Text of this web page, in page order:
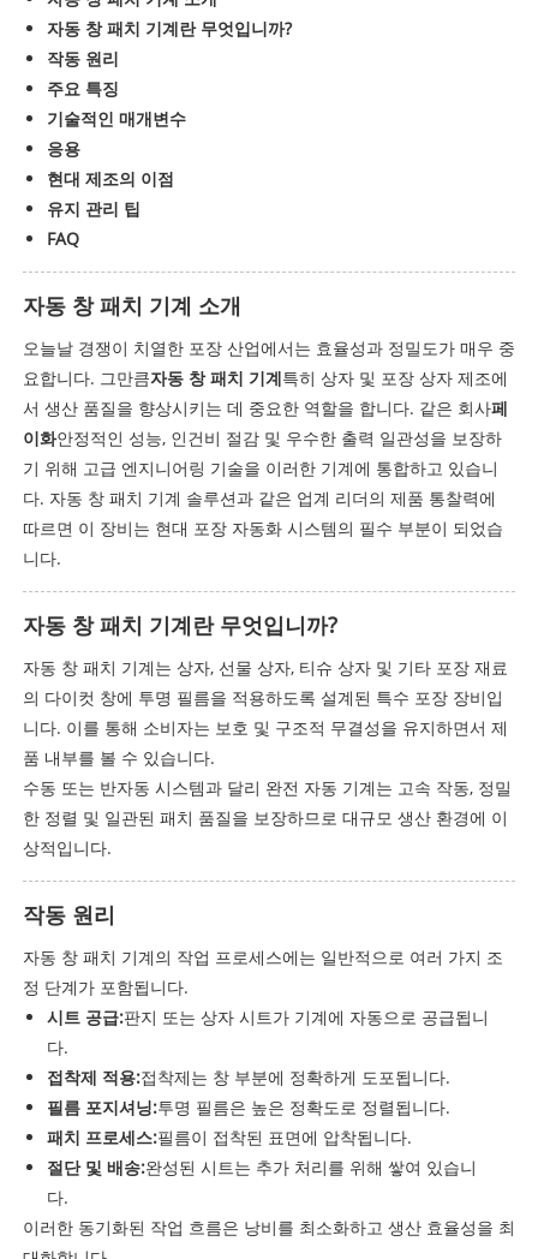
자동 창 패치 기계란 무엇입니까?
작동 원리
주요 특징
기술적인 매개변수
응용
현대 제조의 이점
유지 관리 팁
FAQ
자동 창 패치 기계 소개
오늘날 경쟁이 치열한 포장 산업에서는 효율성과 정밀도가 매우 중
요합니다. 그만큼자동 창 패치 기계특히 상자 및 포장 상자 제조에
서 생산 품질을 향상시키는 데 중요한 역할을 합니다. 같은 회사페
이화안정적인 성능, 인건비 절감 및 우수한 출력 일관성을 보장하
기 위해 고급 엔지니어링 기술을 이러한 기계에 통합하고 있습니
다. 자동 창 패치 기계 솔루션과 같은 업계 리더의 제품 통찰력에
따르면 이 장비는 현대 포장 자동화 시스템의 필수 부분이 되었습
니다.
자동 창 패치 기계란 무엇입니까?
자동 창 패치 기계는 상자, 선물 상자, 티슈 상자 및 기타 포장 재료
의 다이컷 창에 투명 필름을 적용하도록 설계된 특수 포장 장비입
니다. 이를 통해 소비자는 보호 및 구조적 무결성을 유지하면서 제
품 내부를 볼 수 있습니다.
수동 또는 반자동 시스템과 달리 완전 자동 기계는 고속 작동, 정밀
한 정렬 및 일관된 패치 품질을 보장하므로 대규모 생산 환경에 이
상적입니다.
작동 원리
자동 창 패치 기계의 작업 프로세스에는 일반적으로 여러 가지 조
정 단계가 포함됩니다.
시트 공급:판지 또는 상자 시트가 기계에 자동으로 공급됩니
다.
접착제 적용:접착제는 창 부분에 정확하게 도포됩니다.
필름 포지셔닝:투명 필름은 높은 정확도로 정렬됩니다.
패치 프로세스:필름이 접착된 표면에 압착됩니다.
절단 및 배송:완성된 시트는 추가 처리를 위해 쌓여 있습니
다.
이러한 동기화된 작업 흐름은 낭비를 최소화하고 생산 효율성을 최